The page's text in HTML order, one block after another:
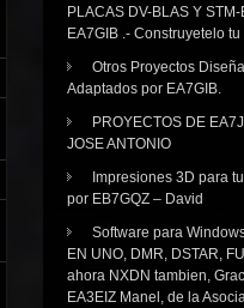
PLACAS DV-BLAS Y
EA7GIB .- Construyetelo
Otros Proyectos
Adaptados por EA7GIB.
PROYECTOS DE
JOSE ANTONIO
Impresiones 3D para
por EB7GQZ – David
Software para
EN UNO, DMR, DSTAR,
ahora NXDN tambien,
EA3EIZ Manel, de la